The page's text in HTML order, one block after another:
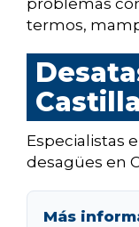
problemas
termos,
Especialistas
desagües en
Más